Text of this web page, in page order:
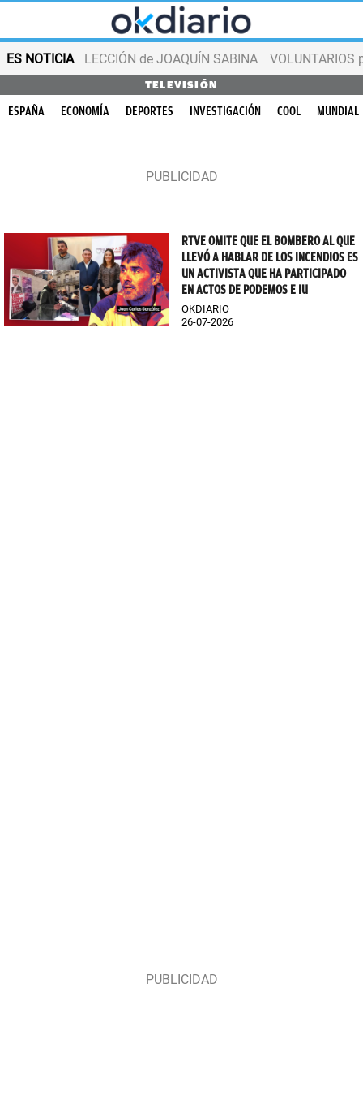
ES NOTICIA LECCIÓN de JOAQUÍN SABINA VOLUNTARIOS
TELEVISIÓN
ESPAÑA ECONOMÍA DEPORTES INVESTIGACIÓN COOL MUNDIAL
RTVE OMITE QUE EL BOMBERO AL QUE
LLEVÓ A HABLAR DE LOS INCENDIOS ES
UN ACTIVISTA QUE HA PARTICIPADO
EN ACTOS DE PODEMOS E IU
OKDIARIO
26-07-2026